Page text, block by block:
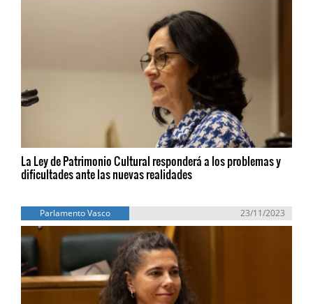
La Ley de Patrimonio Cultural responderá a los problemas y
dificultades ante las nuevas realidades
Parlamento Vasco 23/11/2023